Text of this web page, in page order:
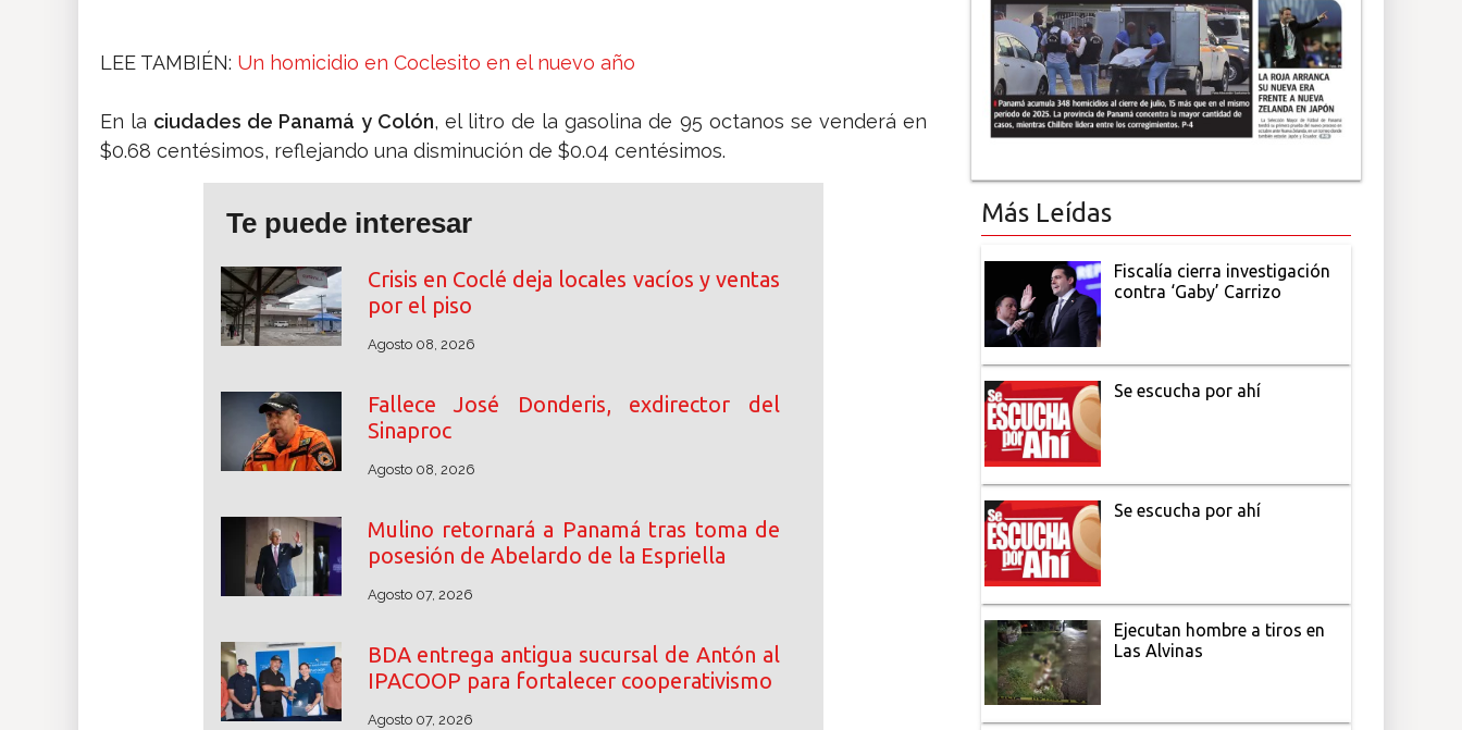
LEE TAMBIÉN: Un homicidio en Coclesito en el nuevo año
En la ciudades de Panamá y Colón, el litro de la gasolina de 95 octanos se venderá en
$0.68 centésimos, reflejando una disminución de $0.04 centésimos.
Te puede interesar
Crisis en Coclé deja locales vacíos y ventas
por el piso
Agosto 08, 2026
Fallece José Donderis, exdirector del
Sinaproc
Agosto 08, 2026
Mulino retornará a Panamá tras toma de
posesión de Abelardo de la Espriella
Agosto 07, 2026
BDA entrega antigua sucursal de Antón al
IPACOOP para fortalecer cooperativismo
Agosto 07, 2026
Más Leídas
Fiscalía cierra investigación
contra ‘Gaby’ Carrizo
Se escucha por ahí
Se escucha por ahí
Ejecutan hombre a tiros en
Las Alvinas